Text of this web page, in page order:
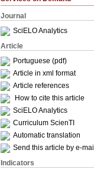
Journal
SciELO Analytics
Article
Portuguese (pdf)
Article in xml format
Article references
How to cite this article
SciELO Analytics
Curriculum ScienTI
Automatic translation
Send this article by e-mail
Indicators